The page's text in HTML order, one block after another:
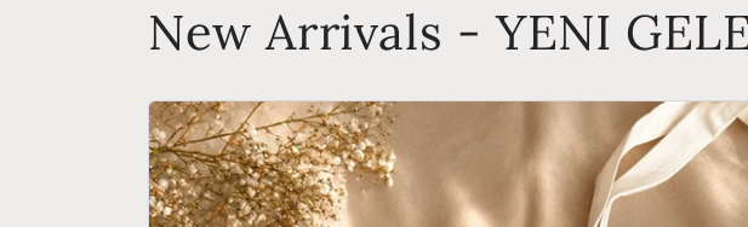
New Arrivals - YENI